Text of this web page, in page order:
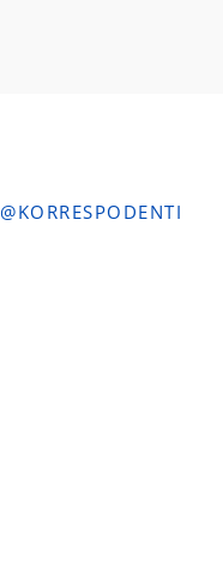
@KORRESPODENTI